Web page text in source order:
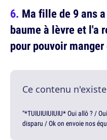
Ma fille de 9 ans
baume à lèvre et l'a
pour pouvoir
Ce contenu
"*TUIUIUIUIUIU* Oui allô ? /
disparu / Ok on envoie nos